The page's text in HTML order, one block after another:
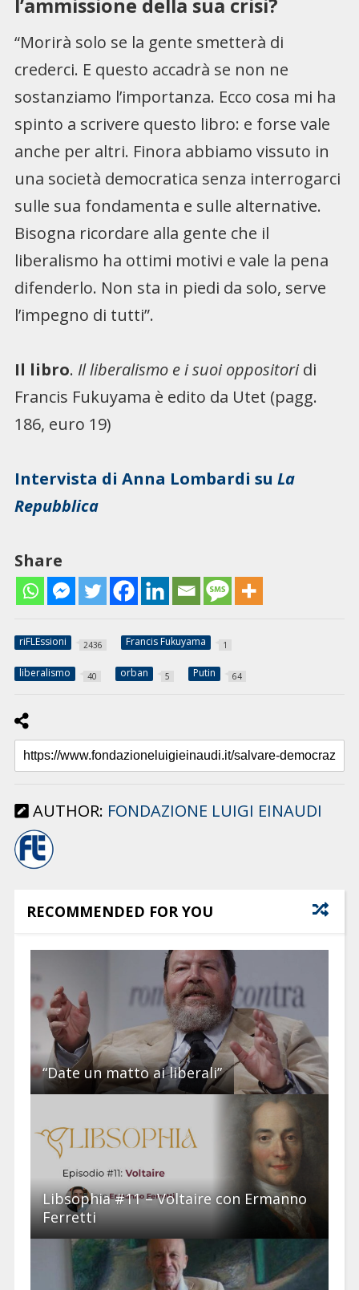
l’ammissione della sua crisi?
“Morirà solo se la gente smetterà di
crederci. E questo accadrà se non ne
sostanziamo l’importanza. Ecco cosa mi ha
spinto a scrivere questo libro: e forse vale
anche per altri. Finora abbiamo vissuto in
una società democratica senza interrogarci
sulle sua fondamenta e sulle alternative.
Bisogna ricordare alla gente che il
liberalismo ha ottimi motivi e vale la pena
difenderlo. Non sta in piedi da solo, serve
l’impegno di tutti”.
Il libro. Il liberalismo e i suoi oppositoridi
Francis Fukuyama è edito da Utet (pagg.
186, euro 19)
Intervista di Anna Lombardi su La
Repubblica
Share
riFLEssioni 2436 Francis Fukuyama 1
liberalismo 40 orban 5 Putin 64
AUTHOR: FONDAZIONE LUIGI EINAUDI
RECOMMENDED FOR YOU
“Date un matto ai liberali”
Libsophia #11 – Voltaire con Ermanno
Ferretti